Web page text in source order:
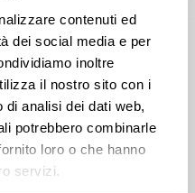
contenuti ed
dei social media e per
inoltre
il nostro sito con i
analisi dei dati web,
potrebbero combinarle
loro o che hanno
servizi.